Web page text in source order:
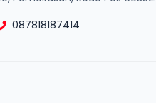
087818187414